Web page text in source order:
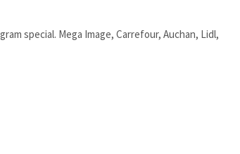
special. Mega Image, Carrefour, Auchan, Lidl,